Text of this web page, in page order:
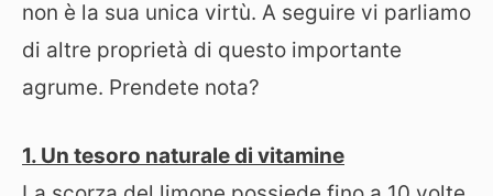
non è la sua unica virtù. A seguire vi parliamo
di altre proprietà di questo importante
agrume. Prendete nota?
1. Un tesoro naturale di vitamine